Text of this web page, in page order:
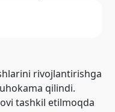
rivojlantirishga
qilindi.
tashkil etilmoqda